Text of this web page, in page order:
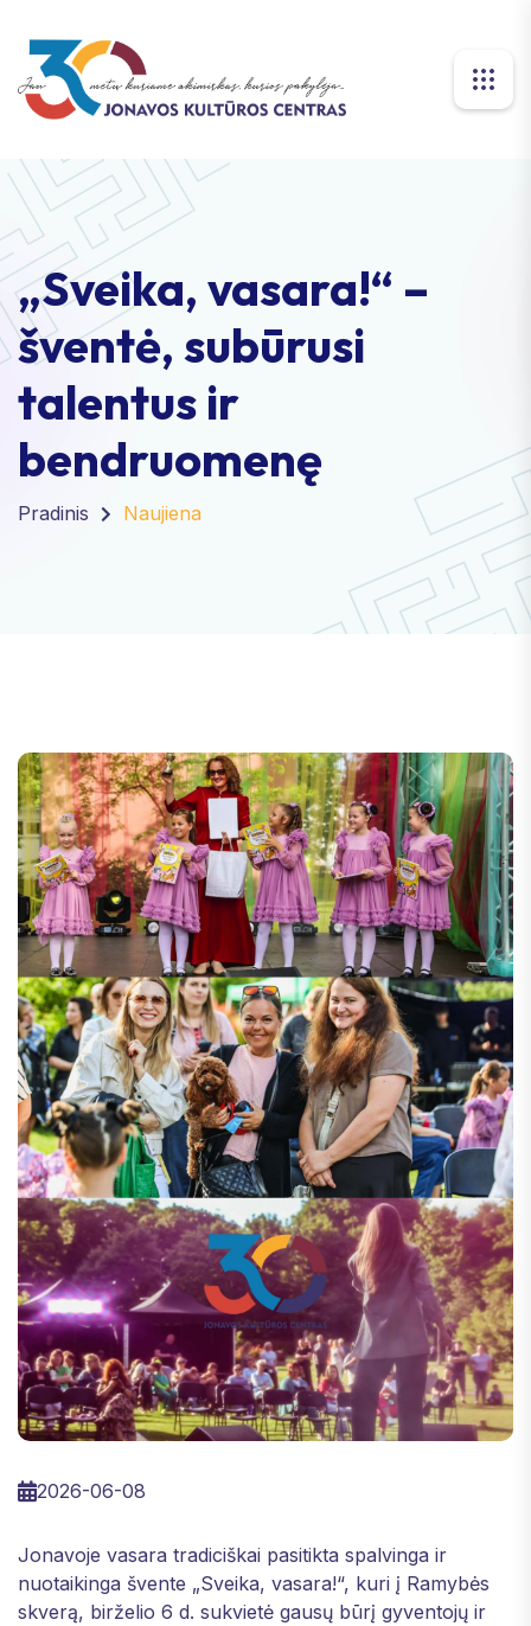
„Sveika, vasara!“ –
šventė, subūrusi
talentus ir
bendruomenę
Pradinis Naujiena
2026-06-08
Jonavoje vasara tradiciškai pasitikta spalvinga ir
nuotaikinga švente „Sveika, vasara!“, kuri į Ramybės
skverą, birželio 6 d. sukvietė gausų būrį gyventojų ir